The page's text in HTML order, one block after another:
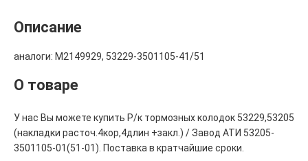
Описание
аналоги: M2149929, 53229-3501105-41/51
О товаре
У нас Вы можете купить Р/к тормозных колодок 53229,53205
(накладки расточ.4кор,4длин +закл.) / Завод АТИ 53205-
3501105-01(51-01). Поставка в кратчайшие сроки.